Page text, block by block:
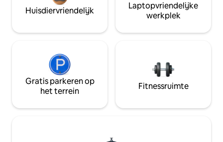
Huisdiervriendelijk
Laptopvriendelijke
werkplek
Gratis parkeren op
het terrein
Fitnessruimte